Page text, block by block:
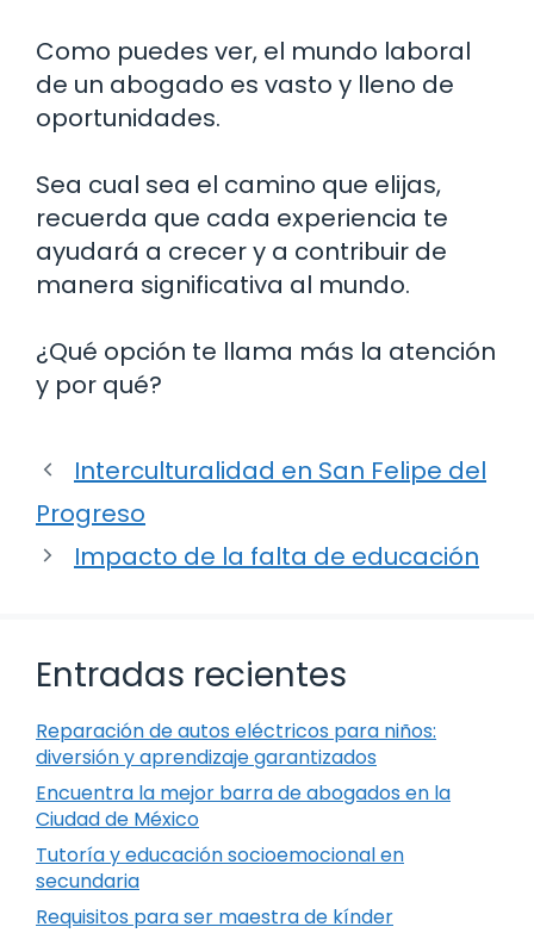
Como puedes ver, el mundo laboral
de un abogado es vasto y lleno de
oportunidades.
Sea cual sea el camino que elijas,
recuerda que cada experiencia te
ayudará a crecer y a contribuir de
manera significativa al mundo.
¿Qué opción te llama más la atención
y por qué?
Interculturalidad en San Felipe del
Progreso
Impacto de la falta de educación
Entradas recientes
Reparación de autos eléctricos para niños:
diversión y aprendizaje garantizados
Encuentra la mejor barra de abogados en la
Ciudad de México
Tutoría y educación socioemocional en
secundaria
Requisitos para ser maestra de kínder